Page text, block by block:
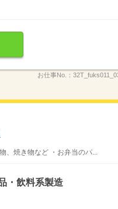
お仕事No.：
焼き物など ・お弁当のパ...
・飲料系製造